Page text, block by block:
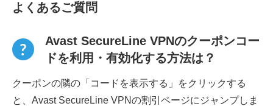
よくあるご質問
Avast SecureLine VPNのクーポンコー
ドを利用・有効化する方法は？
クーポンの隣の「コードを表示する」をクリックする
と、Avast SecureLine VPNの割引ページにジャンプしま